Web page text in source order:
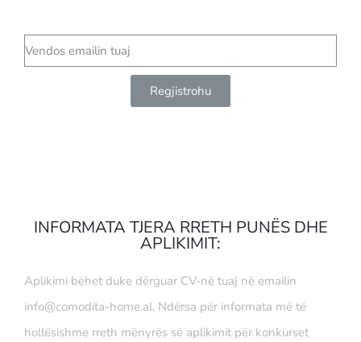
Regjistrohu
INFORMATA TJERA RRETH PUNËS DHE
APLIKIMIT:
Aplikimi bëhet duke dërguar CV-në tuaj në emailin
info@comodita-home.al. Ndërsa për informata më të
hollësishme rreth mënyrës së aplikimit për konkurset